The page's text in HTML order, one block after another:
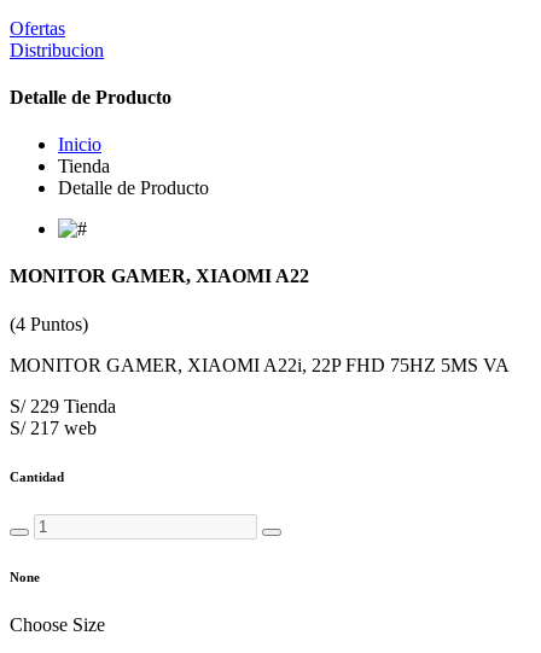
Ofertas
Distribucion
Detalle de Producto
Inicio
Tienda
Detalle de Producto
MONITOR GAMER, XIAOMI A22
(4 Puntos)
MONITOR GAMER, XIAOMI A22i, 22P FHD 75HZ 5MS VA
S/ 229 Tienda
S/ 217 web
Cantidad
None
Choose Size